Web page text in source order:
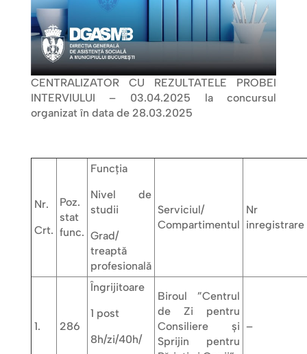
CENTRALIZATOR CU REZULTATELE PROBEI
INTERVIULUI – 03.04.2025 la concursul
organizat în data de 28.03.2025
Nr.
Crt.
Poz.
stat
func.
Funcţia
Nivel de
studii
Grad/
treaptă
profesională
Serviciul/
Compartimentul
Nr
inregistrare
1. 286
Îngrijitoare
1 post
8h/zi/40h/
Biroul ”Centrul
de Zi pentru
Consiliere și
Sprijin pentru
–